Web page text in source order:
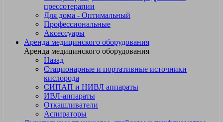
прессотерапии
Для дома - Оптимальный
Профессиональные
Аксессуары
Аренда медицинского оборудования
Аренда медицинского оборудования
Назад
Стационарные и портативные источники
кислорода
СИПАП и НИВЛ аппараты
ИВЛ-аппараты
Откашливатели
Аспираторы